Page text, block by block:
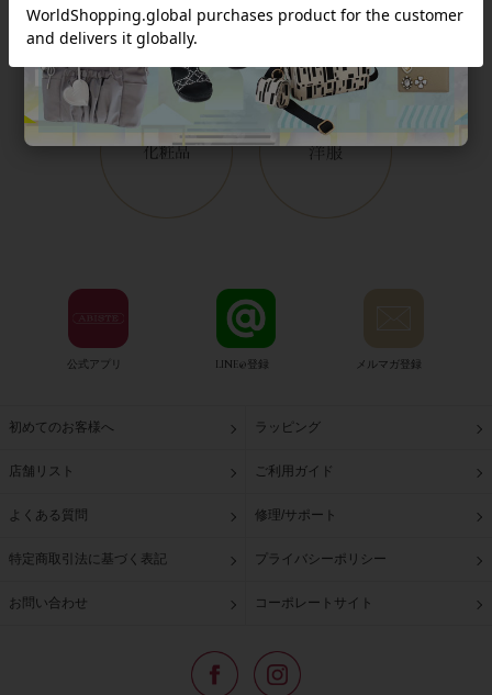
公式アプリ LINE@登録 メルマガ登録
初めてのお客様へ ラッピング
店舗リスト ご利用ガイド
よくある質問 修理/サポート
特定商取引法に基づく表記 プライバシーポリシー
お問い合わせ コーポレートサイト